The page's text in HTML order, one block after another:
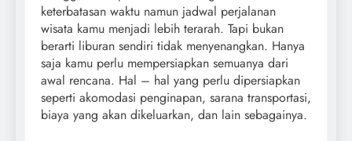
keterbatasan waktu namun jadwal perjalanan
wisata kamu menjadi lebih terarah. Tapi bukan
berarti liburan sendiri tidak menyenangkan. Hanya
saja kamu perlu mempersiapkan semuanya dari
awal rencana. Hal – hal yang perlu dipersiapkan
seperti akomodasi penginapan, sarana transportasi,
biaya yang akan dikeluarkan, dan lain sebagainya.